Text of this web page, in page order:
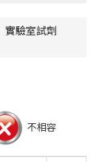
實驗室試劑
不相容